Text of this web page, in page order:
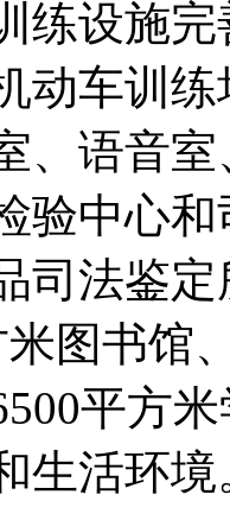
练设施
动车训
、语音
验中心
司法鉴
图书馆
平方
生活环境